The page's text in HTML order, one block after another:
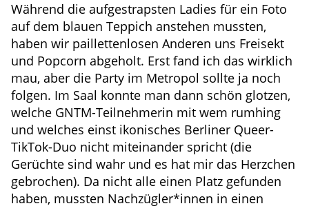
Während die aufgestrapsten Ladies für ein Foto
auf dem blauen Teppich anstehen mussten,
haben wir paillettenlosen Anderen uns Freisekt
und Popcorn abgeholt. Erst fand ich das wirklich
mau, aber die Party im Metropol sollte ja noch
folgen. Im Saal konnte man dann schön glotzen,
welche GNTM-Teilnehmerin mit wem rumhing
und welches einst ikonisches Berliner Queer-
TikTok-Duo nicht miteinander spricht (die
Gerüchte sind wahr und es hat mir das Herzchen
gebrochen). Da nicht alle einen Platz gefunden
haben, mussten Nachzügler*innen in einen